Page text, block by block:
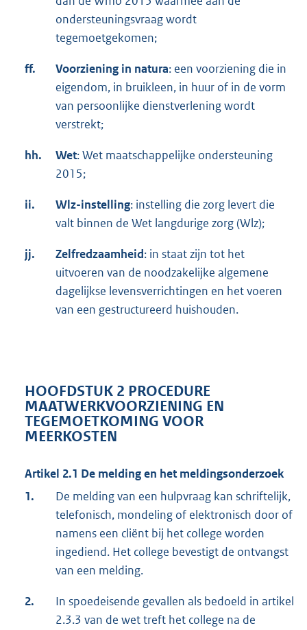
ondersteuningsvraag wordt
tegemoetgekomen;
ff. Voorziening in natura: een voorziening die in
eigendom, in bruikleen, in huur of in de vorm
van persoonlijke dienstverlening wordt
verstrekt;
hh. Wet: Wet maatschappelijke ondersteuning
2015;
ii. Wlz-instelling: instelling die zorg levert die
valt binnen de Wet langdurige zorg (Wlz);
jj. Zelfredzaamheid: in staat zijn tot het
uitvoeren van de noodzakelijke algemene
dagelijkse levensverrichtingen en het voeren
van een gestructureerd huishouden.
HOOFDSTUK 2 PROCEDURE
MAATWERKVOORZIENING EN
TEGEMOETKOMING VOOR
MEERKOSTEN
Artikel 2.1 De melding en het meldingsonderzoek
1.
De melding van een hulpvraag kan schriftelijk,
telefonisch, mondeling of elektronisch door of
namens een cliënt bij het college worden
ingediend. Het college bevestigt de ontvangst
van een melding.
2.
In spoedeisende gevallen als bedoeld in artikel
2.3.3 van de wet treft het college na de